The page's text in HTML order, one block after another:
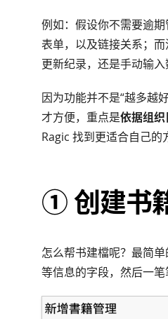
例如：假设你不需要逾
表单，以及链接关系；
更新纪录，还是手动输入
因为功能并不是“越多越
才方便，重点是依据组
Ragic 找到更适合自己的
① 创建书
怎么帮书建檔呢？最简
等信息的字段，然后一